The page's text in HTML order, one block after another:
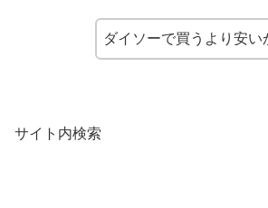
ダイソーで買うより安い
サイト内検索